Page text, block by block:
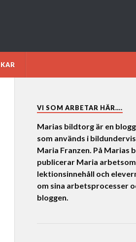
VI SOM ARBETAR HÄR….
Marias bildtorg är en blogg
som används i
Maria Franzen. På Marias
publicerar Maria
lektionsinnehåll och
om sina arbetsprocesser
bloggen.